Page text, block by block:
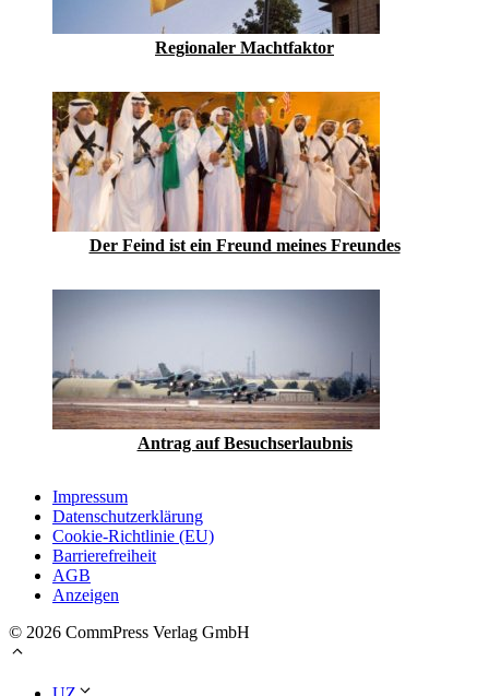
Regionaler Machtfaktor
Der Feind ist ein Freund meines Freundes
Antrag auf Besuchserlaubnis
Impressum
Datenschutzerklärung
Cookie-Richtlinie (EU)
Barrierefreiheit
AGB
Anzeigen
© 2026 CommPress Verlag GmbH